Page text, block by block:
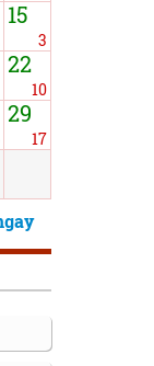
15
3
22
10
29
17